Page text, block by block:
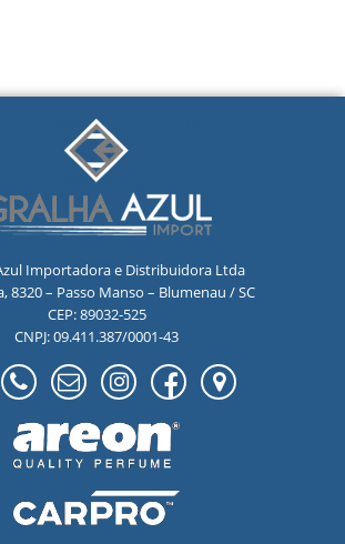
Importadora e Distribuidora Ltda
8320 – Passo Manso – Blumenau / SC
CEP: 89032-525
CNPJ: 09.411.387/0001-43